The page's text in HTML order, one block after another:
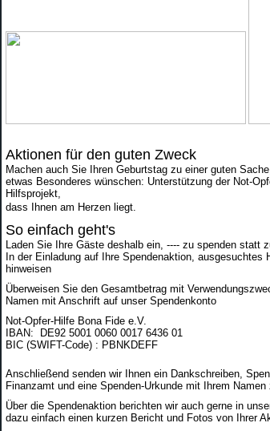
Aktionen für den guten Zweck
Machen auch Sie Ihren Geburtstag zu einer guten
etwas Besonderes wünschen: Unterstützung der Not-
Hilfsprojekt,
dass Ihnen am Herzen liegt.
So einfach geht's
Laden Sie Ihre Gäste deshalb ein, ---- zu spenden statt
In der Einladung auf Ihre Spendenaktion, ausgesuchtes
hinweisen
Überweisen Sie den Gesamtbetrag mit
Namen mit Anschrift auf unser Spendenkonto
Not-Opfer-Hilfe Bona Fide e.V.
IBAN: DE92 5001 0060 0017 6436 01
BIC (SWIFT-Code) : PBNKDEFF
Anschließend senden wir Ihnen ein Dankschreiben,
Finanzamt und eine Spenden-Urkunde mit Ihrem Namen
Über die Spendenaktion berichten wir auch gerne in
dazu einfach einen kurzen Bericht und Fotos von Ihrer